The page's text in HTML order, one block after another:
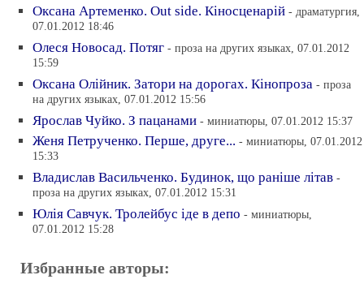
Оксана Артеменко. Out side. Кiносценарiй - драматургия,
07.01.2012 18:46
Олеся Новосад. Потяг - проза на других языках, 07.01.2012
15:59
Оксана Олiйник. Затори на дорогах. Кiнопроза - проза
на других языках, 07.01.2012 15:56
Ярослав Чуйко. З пацанами - миниатюры, 07.01.2012 15:37
Женя Петрученко. Перше, друге... - миниатюры, 07.01.2012
15:33
Владислав Васильченко. Будинок, що ранiше лiтав -
проза на других языках, 07.01.2012 15:31
Юлiя Савчук. Тролейбус iде в депо - миниатюры,
07.01.2012 15:28
Избранные авторы: